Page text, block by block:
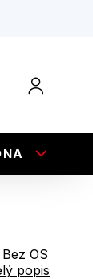
OS
popis